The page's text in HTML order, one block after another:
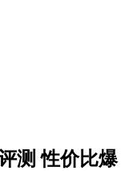
测 性价比爆